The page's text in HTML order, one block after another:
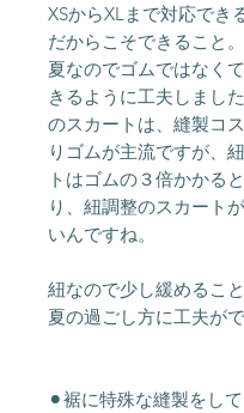
XSからXLまで対応でき
だからこそできること。
夏なのでゴムではなく
きるように工夫しまし
のスカートは、縫製コ
りゴムが主流ですが、
トはゴムの３倍かかる
り、紐調整のスカート
いんですね。
紐なので少し緩めること
夏の過ごし方に工夫が
⚫︎裾に特殊な縫製をし